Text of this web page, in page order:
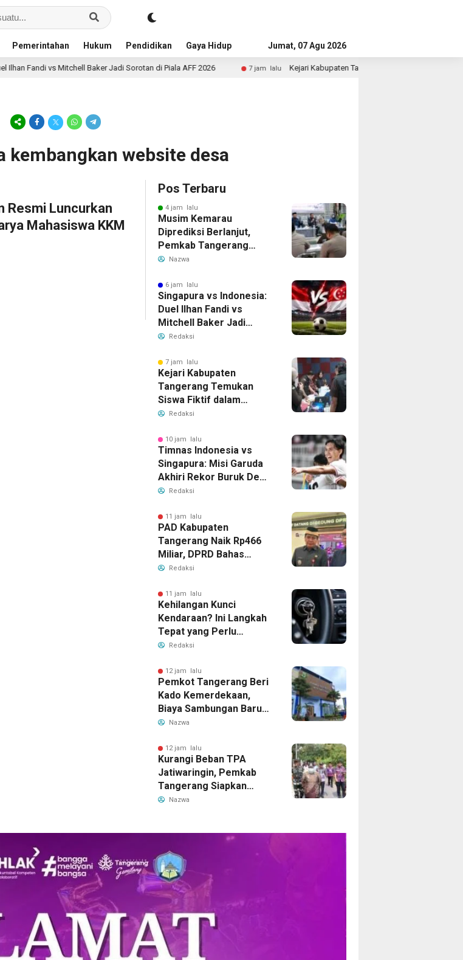
Pemerintahan Hukum Pendidikan Gaya Hidup Advertorial
Jumat, 07 Agu 2026
Baker Jadi Sorotan di Piala AFF 2026 7 jam lalu Kejari Kabupaten Tangerang Temukan Siswa Fiktif dalam Penyidikan
kembangkan website desa
Resmi Luncurkan
Mahasiswa KKM
Pos Terbaru
4 jam lalu
Musim Kemarau
Diprediksi Berlanjut,
Pemkab Tangerang
Siapkan Langkah
Bersih
Nazwa
6 jam lalu
Singapura vs Indonesia:
Duel Ilhan Fandi vs
Mitchell Baker Jadi
Sorotan di Piala AFF
Redaksi
7 jam lalu
Kejari Kabupaten
Tangerang Temukan
Siswa Fiktif dalam
Penyidikan Dana BOP
Redaksi
10 jam lalu
Timnas Indonesia vs
Singapura: Misi Garuda
Akhiri Rekor Buruk Demi
Tiket Semifinal Piala AFF
Redaksi
11 jam lalu
PAD Kabupaten
Tangerang Naik Rp466
Miliar, DPRD Bahas
Perubahan KUA-PPAS
Redaksi
11 jam lalu
Kehilangan Kunci
Kendaraan? Ini Langkah
Tepat yang Perlu
Dilakukan
Redaksi
12 jam lalu
Pemkot Tangerang Beri
Kado Kemerdekaan,
Biaya Sambungan Baru
Air Bersih Dipangkas
Nazwa
12 jam lalu
Kurangi Beban TPA
Jatiwaringin, Pemkab
Tangerang Siapkan
TPS3R Baru di Tigaraksa
Nazwa